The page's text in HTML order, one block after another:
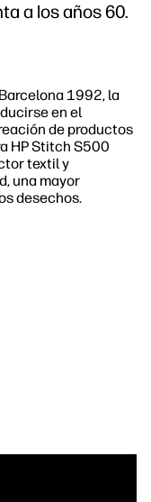
a los años 60.
1992, la
en el
de productos
HP Stitch S500
textil y
una mayor
desechos.